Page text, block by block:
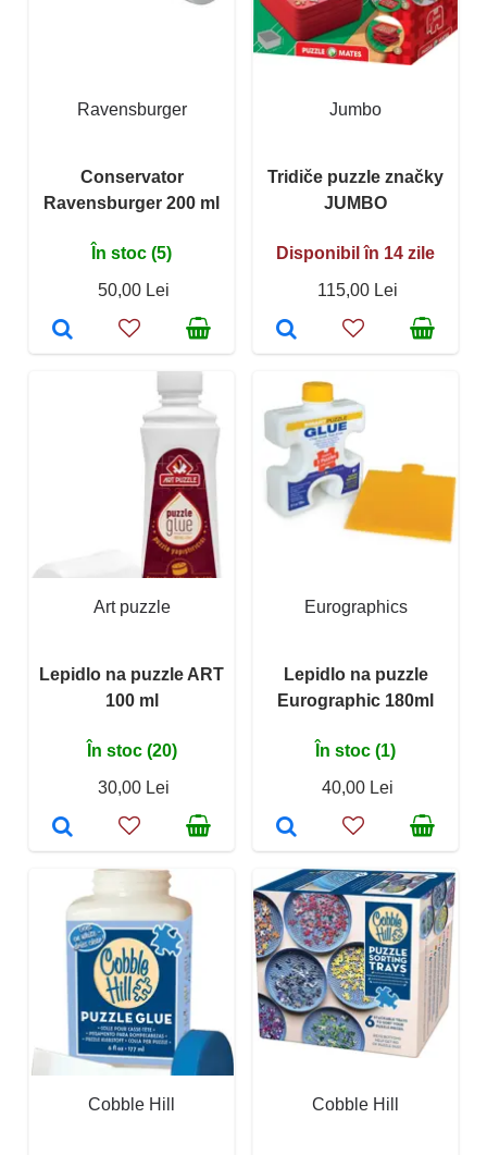
Ravensburger
Conservator
Ravensburger 200 ml
În stoc (5)
50,00 Lei
Jumbo
Tridiče puzzle značky
JUMBO
Disponibil în 14 zile
115,00 Lei
Art puzzle
Lepidlo na puzzle ART
100 ml
În stoc (20)
30,00 Lei
Eurographics
Lepidlo na puzzle
Eurographic 180ml
În stoc (1)
40,00 Lei
Cobble Hill Cobble Hill